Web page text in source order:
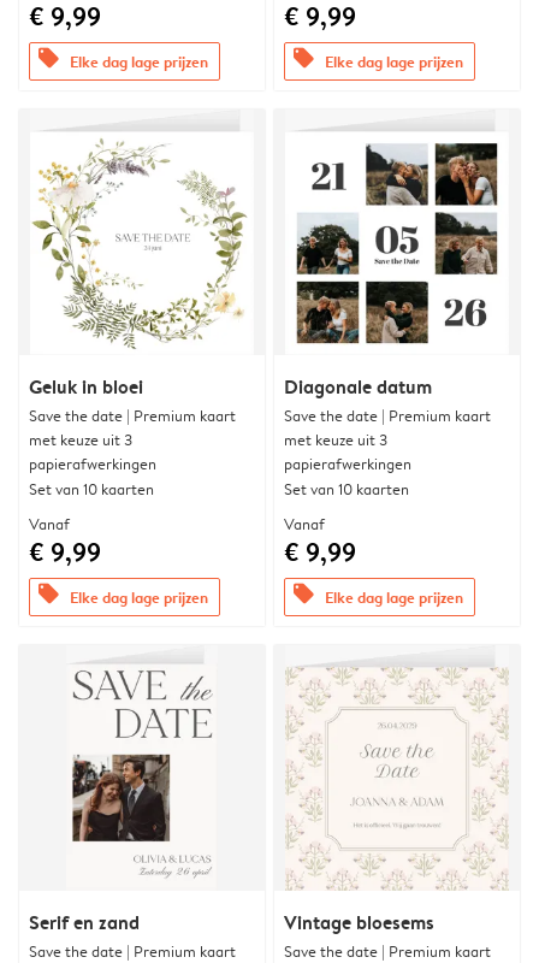
€ 9,99
offers Elke dag lage prijzen
€ 9,99
offers Elke dag lage prijzen
Geluk in bloei
Save the date | Premium kaart
met keuze uit 3
papierafwerkingen
Set van 10 kaarten
Vanaf
€ 9,99
offers Elke dag lage prijzen
Diagonale datum
Save the date | Premium kaart
met keuze uit 3
papierafwerkingen
Set van 10 kaarten
Vanaf
€ 9,99
offers Elke dag lage prijzen
Serif en zand
Save the date | Premium kaart
Vintage bloesems
Save the date | Premium kaart